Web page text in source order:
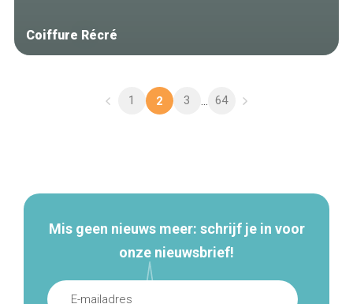
Coiffure Récré
1 2 3 ... 64
Mis geen nieuws meer: schrijf je in voor
onze nieuwsbrief!